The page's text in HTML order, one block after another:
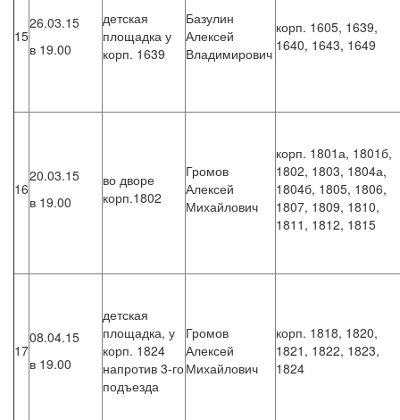
15
26.03.15
в 19.00
детская
площадка у
корп. 1639
Базулин
Алексей
Владимирович
корп. 1605, 1639,
1640, 1643, 1649
16
20.03.15
в 19.00
во дворе
корп.1802
Громов
Алексей
Михайлович
корп. 1801а, 1801б,
1802, 1803, 1804а,
1804б, 1805, 1806,
1807, 1809, 1810,
1811, 1812, 1815
17
08.04.15
в 19.00
детская
площадка, у
корп. 1824
напротив 3-го
подъезда
Громов
Алексей
Михайлович
корп. 1818, 1820,
1821, 1822, 1823,
1824